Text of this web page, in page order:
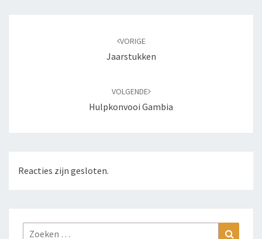
VORIGE
Jaarstukken
VOLGENDE
Hulpkonvooi Gambia
Reacties zijn gesloten.
Zoeken